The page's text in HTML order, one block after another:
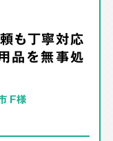
も丁寧対応
品を無事処
F様